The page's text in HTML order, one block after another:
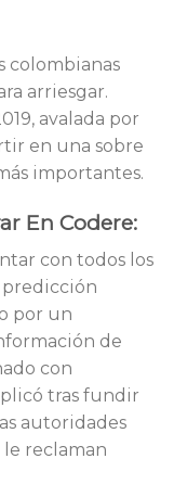
colombianas
arriesgar.
avalada por
en una sobre
importantes.
En Codere:
con todos los
por un
de
con
tras fundir
autoridades
reclaman